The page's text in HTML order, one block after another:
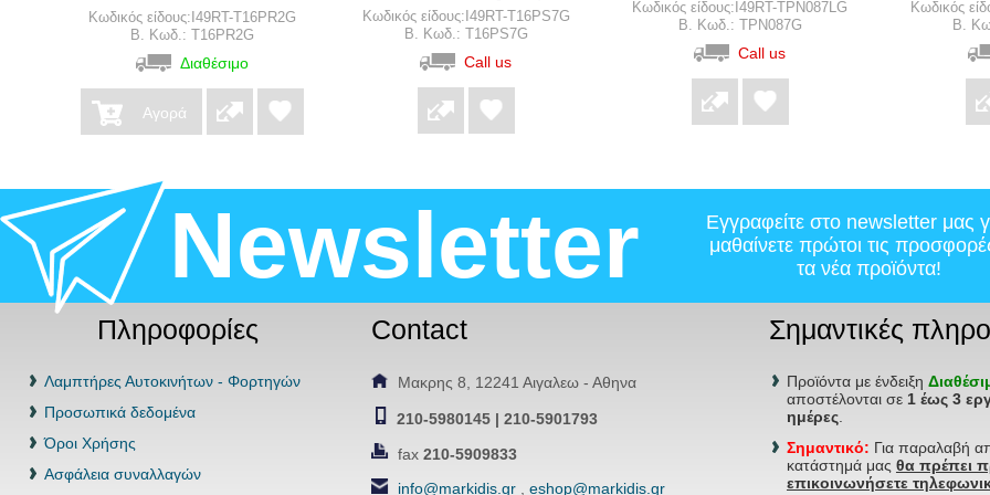
Κωδικός είδους:I49RT-T16PR2G
B. Κωδ.: T16PR2G
Διαθέσιμο
Αγορά
Κωδικός είδους:I49RT-T16PS7G
B. Κωδ.: T16PS7G
Call us
Κωδικός είδους:I49RT-TPN087LG
B. Κωδ.: TPN087G
Call us
Κωδικός
B.
Newsletter
Εγγραφείτε στο newsletter μας
μαθαίνετε πρώτοι τις
τα νέα προϊόντα!
Πληροφορίες
Λαμπτήρες Αυτοκινήτων - Φορτηγών
Προσωπικά δεδομένα
Όροι Χρήσης
Ασφάλεια συναλλαγών
Contact
Μακρης 8, 12241 Αιγαλεω - Αθηνα
210-5980145 | 210-5901793
fax 210-5909833
info@markidis.gr, eshop@markidis.gr
Σημαντικές
Προϊόντα με ένδειξη
αποστέλονται σε 1 έως 3
ημέρες.
Σημαντικό: Για παραλαβή
κατάστημά μας θα πρέπει
επικοινωνήσετε